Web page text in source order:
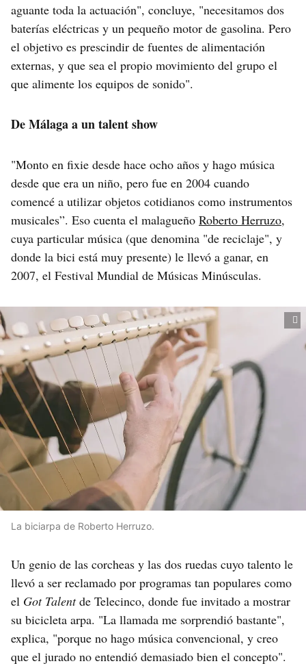
aguante toda la actuación", concluye, "necesitamos dos
baterías eléctricas y un pequeño motor de gasolina. Pero
el objetivo es prescindir de fuentes de alimentación
externas, y que sea el propio movimiento del grupo el
que alimente los equipos de sonido".
De Málaga a un talent show
"Monto en fixie desde hace ocho años y hago música
desde que era un niño, pero fue en 2004 cuando
comencé a utilizar objetos cotidianos como instrumentos
musicales”. Eso cuenta el malagueño Roberto Herruzo,
cuya particular música (que denomina "de reciclaje", y
donde la bici está muy presente) le llevó a ganar, en
2007, el Festival Mundial de Músicas Minúsculas.
La biciarpa de Roberto Herruzo.
Un genio de las corcheas y las dos ruedas cuyo talento le
llevó a ser reclamado por programas tan populares como
el Got Talentde Telecinco, donde fue invitado a mostrar
su bicicleta arpa. "La llamada me sorprendió bastante",
explica, "porque no hago música convencional, y creo
que el jurado no entendió demasiado bien el concepto".